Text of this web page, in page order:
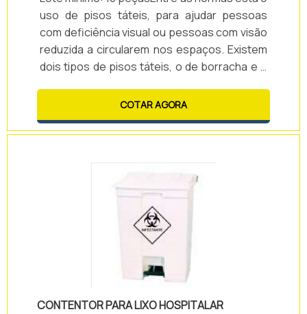
uso de pisos táteis, para ajudar pessoas
com deficiência visual ou pessoas com visão
reduzida a circularem nos espaços. Existem
dois tipos de pisos táteis, o de borracha e o
preço ser diferente, eles também possuem
diferenças que muitas vezes são
desconhecidas.DIFERENÇA ENTRE OS PISOS
instalação. Lembre-se sempre de adquirir o
COTAR AGORA
CONTENTOR PARA LIXO HOSPITALAR